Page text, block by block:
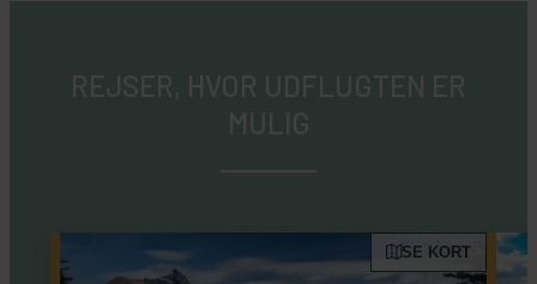
REJSER, HVOR UDFLUGTEN ER
MULIG
SE KORT